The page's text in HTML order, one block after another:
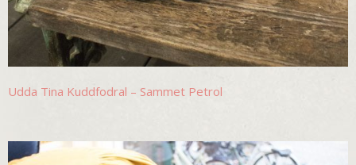
Udda Tina Kuddfodral – Sammet Petrol